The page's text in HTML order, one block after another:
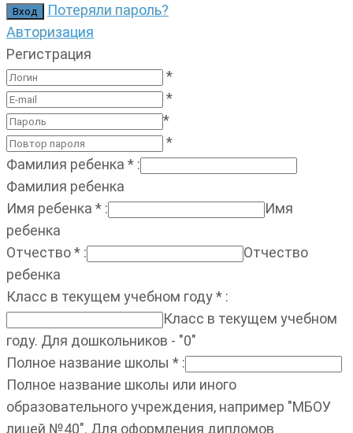
Потеряли пароль?
Авторизация
Регистрация
*
*
*
*
Фамилия ребенка * :
Фамилия ребенка
Имя ребенка * :
Имя
ребенка
Отчество* :
Отчество
ребенка
Класс в текущем учебном году* :
Класс в текущем учебном
году. Для дошкольников - "0"
Полное название школы * :
Полное название школы или иного
образовательного учреждения, например "МБОУ
лицей №40". Для оформления дипломов